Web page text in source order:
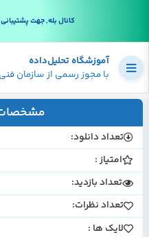
کانال بله, جهت پشتیبانی
آموزشگاه تحلیل‌داده
با مجوز رسمی از سازمان
تعداد دانلود:
امتیاز :
تعداد بازدید:
تعداد نظرات:
لایک ها :